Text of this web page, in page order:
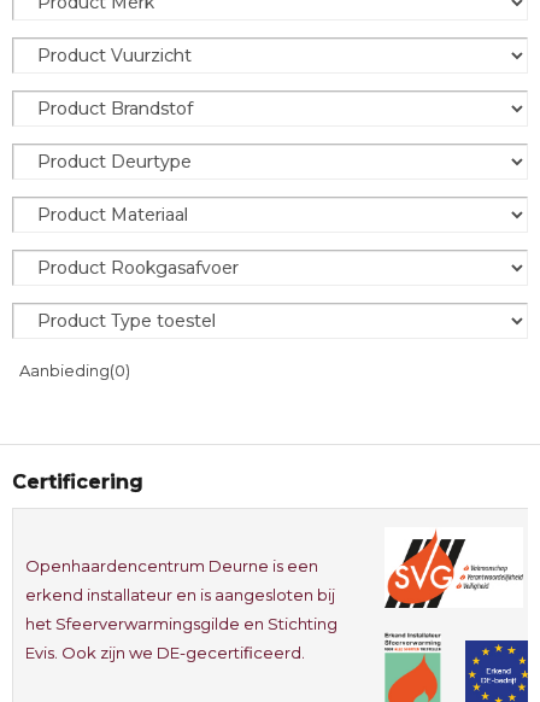
Aanbieding(0)
Certificering
Openhaardencentrum Deurne is een
erkend installateur en is aangesloten bij
het Sfeerverwarmingsgilde en Stichting
Evis. Ook zijn we DE-gecertificeerd.